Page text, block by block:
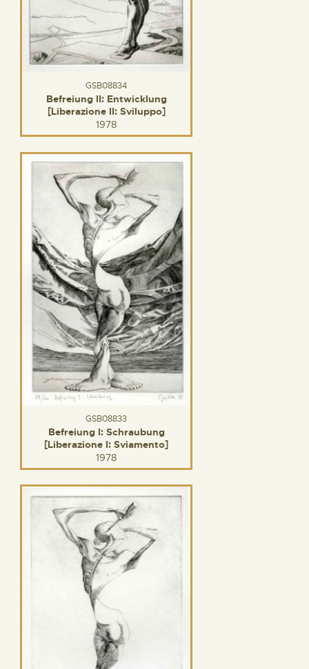
GSB08834
Befreiung II: Entwicklung
[Liberazione II: Sviluppo]
1978
GSB08833
Befreiung I: Schraubung
[Liberazione I: Sviamento]
1978